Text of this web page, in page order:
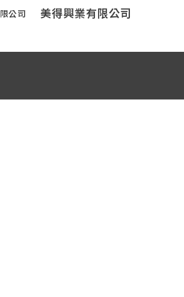
美得興業有限公司